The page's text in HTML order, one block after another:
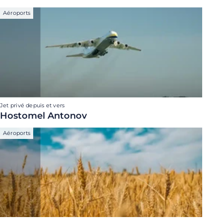
Aéroports
Jet privé depuis et vers
Hostomel Antonov
Aéroports